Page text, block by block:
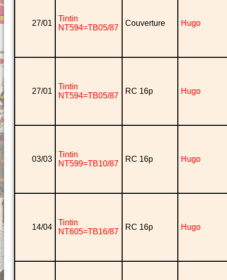
27/01
Tintin
NT594=TB05/87
Couverture Hugo
27/01
Tintin
NT594=TB05/87
RC 16p Hugo
03/03
Tintin
NT599=TB10/87
RC 16p Hugo
14/04
Tintin
NT605=TB16/87
RC 16p Hugo